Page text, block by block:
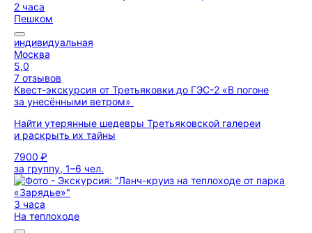
2 часа
Пешком
индивидуальная
Москва
5,0
7 отзывов
Квест-экскурсия от Третьяковки до ГЭС-2 «В погоне
за унесёнными ветром»
Найти утерянные шедевры Третьяковской галереи
и раскрыть их тайны
7900 ₽
за группу, 1–6 чел.
3 часа
На теплоходе